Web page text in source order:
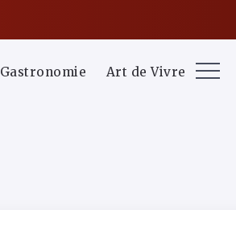
Gastronomie Art de Vivre